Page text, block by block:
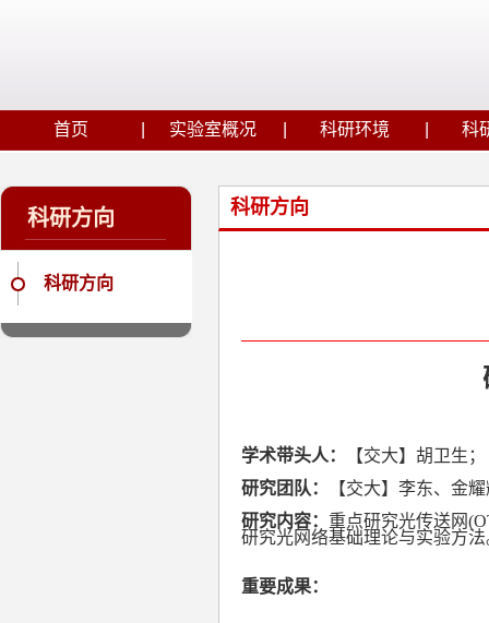
首页 实验室概况 科研环境 科
科研方向
科研方向
科研方向
学术带头人：
【交大】胡卫生
研究团队：
【交大】李东、金
研究内容： 重点研究光传送网
研究光网络基础理论与实验方法
重要成果：